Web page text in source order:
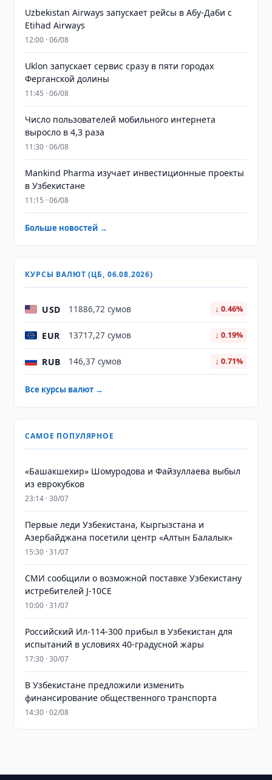
Uzbekistan Airways запускает рейсы в Абу-Даби с
Etihad Airways
12:00 · 06/08
Uklon запускает сервис сразу в пяти городах
Ферганской долины
11:45 · 06/08
Число пользователей мобильного интернета
выросло в 4,3 раза
11:30 · 06/08
Mankind Pharma изучает инвестиционные проекты
в Узбекистане
11:15 · 06/08
Больше новостей →
КУРСЫ ВАЛЮТ (ЦБ, 06.08.2026)
USD 11886,72 сумов ↓ 0.46%
EUR 13717,27 сумов ↓ 0.19%
RUB 146,37 сумов ↓ 0.71%
Все курсы валют →
САМОЕ ПОПУЛЯРНОЕ
«Башакшехир» Шомуродова и Файзуллаева выбыл
из еврокубков
23:14 · 30/07
Первые леди Узбекистана, Кыргызстана и
Азербайджана посетили центр «Алтын Балалык»
15:30 · 31/07
СМИ сообщили о возможной поставке Узбекистану
истребителей J-10CE
10:00 · 31/07
Российский Ил-114-300 прибыл в Узбекистан для
испытаний в условиях 40-градусной жары
17:30 · 30/07
В Узбекистане предложили изменить
финансирование общественного транспорта
14:30 · 02/08